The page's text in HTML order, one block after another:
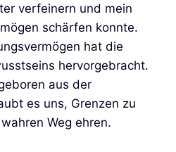
verfeinern und mein
schärfen konnte.
hat die
hervorgebracht.
aus der
es uns, Grenzen zu
Weg ehren.